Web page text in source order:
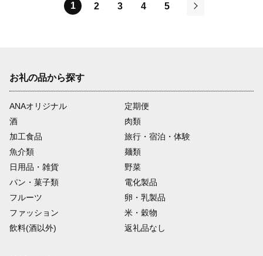
1 2 3 4
5
お礼の品から探す
ANAオリジナル
定期便
酒
肉類
加工食品
旅行・宿泊・体験
魚介類
麺類
日用品・雑貨
野菜
パン・菓子類
電化製品
フルーツ
卵・乳製品
ファッション
米・穀物
飲料(酒以外)
返礼品なし